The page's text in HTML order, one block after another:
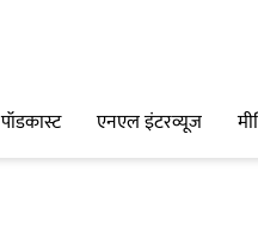
पॉडकास्ट एनएल इंटरव्यूज